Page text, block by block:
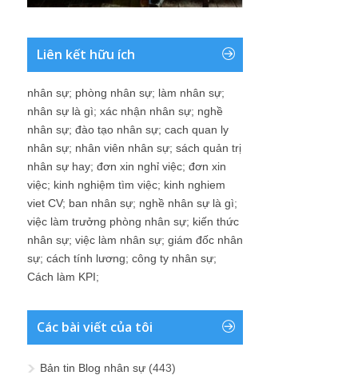
Liên kết hữu ích
nhân sự; phòng nhân sự; làm nhân sự;
nhân sự là gì; xác nhận nhân sự; nghề
nhân sự; đào tạo nhân sự; cach quan ly
nhân sự; nhân viên nhân sự; sách quản trị
nhân sự hay; đơn xin nghỉ việc; đơn xin
việc; kinh nghiệm tìm việc; kinh nghiem
viet CV; ban nhân sự; nghề nhân sự là gì;
việc làm trưởng phòng nhân sự; kiến thức
nhân sự; việc làm nhân sự; giám đốc nhân
sự; cách tính lương; công ty nhân sự;
Cách làm KPI;
Các bài viết của tôi
Bản tin Blog nhân sự (443)